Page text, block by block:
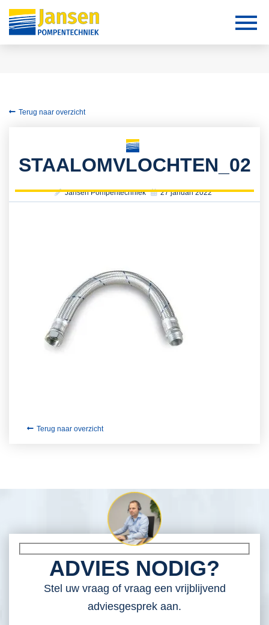
Terug naar overzicht
STAALOMVLOCHTEN_02
Jansen Pompentechniek 27 januari 2022
Terug naar overzicht
ADVIES NODIG?
Stel uw vraag of vraag een vrijblijvend
adviesgesprek aan.